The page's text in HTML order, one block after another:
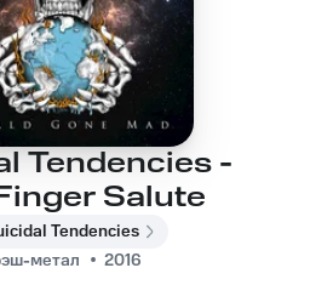
Tendencies -
Salute
Tendencies
метал
2016